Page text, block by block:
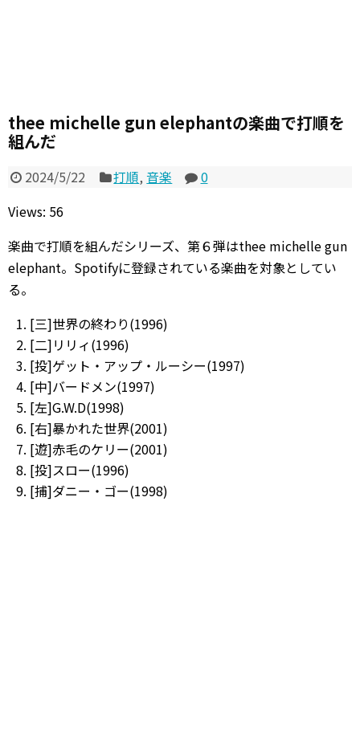
thee michelle gun elephantの楽曲で打順を
組んだ
2024/5/22 打順,音楽
0
Views: 56
楽曲で打順を組んだシリーズ、第６弾はthee michelle gun
elephant。Spotifyに登録されている楽曲を対象としてい
る。
[三]世界の終わり(1996)
[二]リリィ(1996)
[投]ゲット・アップ・ルーシー(1997)
[中]バードメン(1997)
[左]G.W.D(1998)
[右]暴かれた世界(2001)
[遊]赤毛のケリー(2001)
[投]スロー(1996)
[捕]ダニー・ゴー(1998)